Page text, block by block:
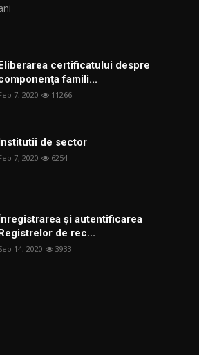
certificatului despre
famili...
7, 2020 11266
de sector
7, 2020 6254
și autentificarea
de rec...
14, 2020 3933